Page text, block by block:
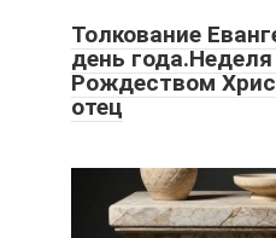
Толкование
день
Рождеством
отец